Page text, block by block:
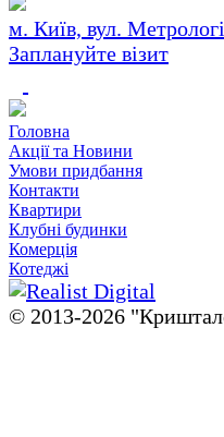
м. Київ, вул.
Заплануйте візит
Головна
Акції та Новини
Умови придбання
Контакти
Квартири
Клубні будинки
Комерція
Котеджі
© 2013-2026